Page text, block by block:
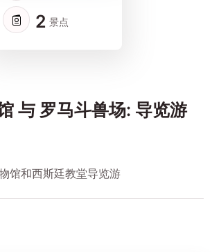
2 景点
与 罗马斗兽场: 导览游
馆和西斯廷教堂导览游